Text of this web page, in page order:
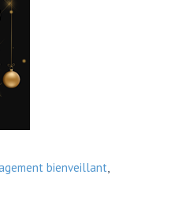
bienveillant